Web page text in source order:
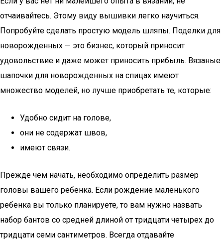
отчаивайтесь. Этому виду вышивки легко научиться.
Попробуйте сделать простую модель шляпы. Поделки для
новорожденных — это бизнес, который приносит
удовольствие и даже может приносить прибыль. Вязаные
шапочки для новорожденных на спицах имеют
множество моделей, но лучше приобретать те, которые:
Удобно сидит на голове,
они не содержат швов,
имеют связи.
Прежде чем начать, необходимо определить размер
головы вашего ребенка. Если рождение маленького
ребенка вы только планируете, то вам нужно назвать
набор бантов со средней длиной от тридцати четырех до
тридцати семи сантиметров. Всегда отдавайте